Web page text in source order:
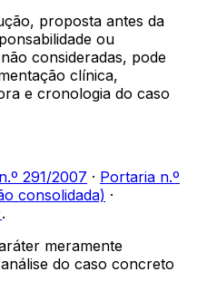
proposta antes da
ou
consideradas, pode
clínica,
e cronologia do caso
291/2007 · Portaria n.º
consolidada) ·
.
meramente
do caso concreto